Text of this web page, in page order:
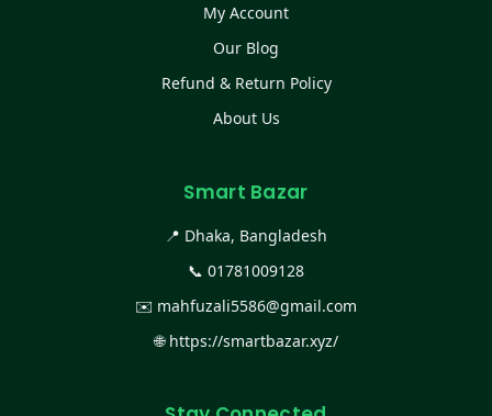
My Account
Our Blog
Refund & Return Policy
About Us
Smart Bazar
📍 Dhaka, Bangladesh
📞 01781009128
✉️ mahfuzali5586@gmail.com
🌐 https://smartbazar.xyz/